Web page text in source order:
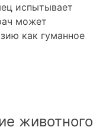
испытывает
может
как гуманное
животного